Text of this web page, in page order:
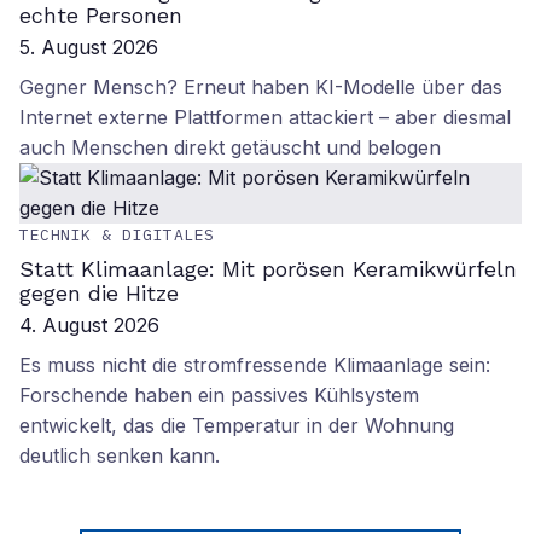
echte Personen
5. August 2026
Gegner Mensch? Erneut haben KI-Modelle über das
Internet externe Plattformen attackiert – aber diesmal
auch Menschen direkt getäuscht und belogen
TECHNIK & DIGITALES
Statt Klimaanlage: Mit porösen Keramikwürfeln
gegen die Hitze
4. August 2026
Es muss nicht die stromfressende Klimaanlage sein:
Forschende haben ein passives Kühlsystem
entwickelt, das die Temperatur in der Wohnung
deutlich senken kann.